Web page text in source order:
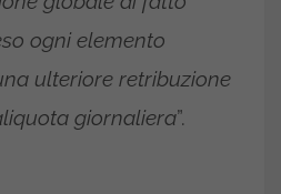
ogni elemento
ulteriore retribuzione
giornaliera”.